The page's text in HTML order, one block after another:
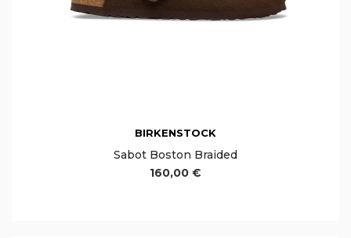
BIRKENSTOCK
Sabot Boston Braided
160,00 €